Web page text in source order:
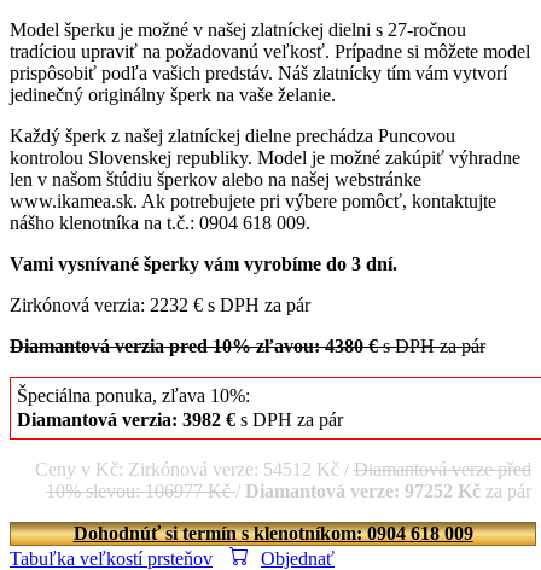
Model šperku je možné v našej zlatníckej dielni s 27-ročnou
tradíciou upraviť na požadovanú veľkosť. Prípadne si môžete model
prispôsobiť podľa vašich predstáv. Náš zlatnícky tím vám vytvorí
jedinečný originálny šperk na vaše želanie.
Každý šperk z našej zlatníckej dielne prechádza Puncovou
kontrolou Slovenskej republiky. Model je možné zakúpiť výhradne
len v našom štúdiu šperkov alebo na našej webstránke
www.ikamea.sk. Ak potrebujete pri výbere pomôcť, kontaktujte
nášho klenotníka na t.č.: 0904 618 009.
Vami vysnívané šperky vám vyrobíme do 3 dní.
Zirkónová verzia: 2232 € s DPH za pár
Diamantová verzia pred 10% zľavou: 4380 €s DPH za pár
Špeciálna ponuka, zľava 10%:
Diamantová verzia: 3982 € s DPH za pár
Ceny v Kč: Zirkónová verze: 54512 Kč / Diamantová verze před
10% slevou: 106977 Kč/ Diamantová verze: 97252 Kč za pár
Dohodnúť si termín s klenotníkom: 0904 618 009
Tabuľka veľkostí prsteňov
Objednať